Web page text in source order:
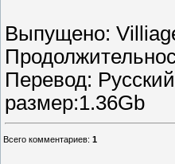
Выпущено:
Перевод:
размер:1.36Gb
Всего комментариев: 1